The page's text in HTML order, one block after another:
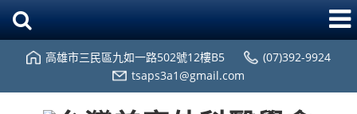
高雄市三民區九如一路502號12樓B5
(07)392-9924
tsaps3a1@gmail.com